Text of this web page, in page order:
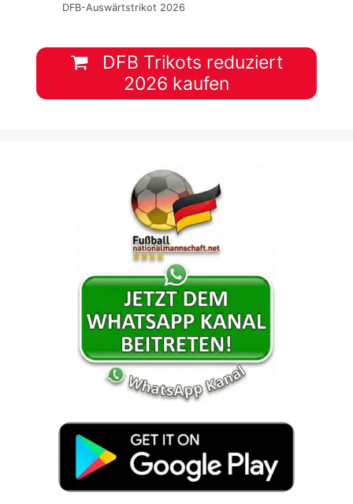
DFB-Auswärtstrikot 2026
DFB Trikots reduziert
2026 kaufen